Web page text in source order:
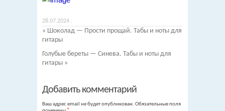
28.07.2024 .
« Шоколад — Прости прощай. Табы и ноты для
гитары
Голубые береты — Синева. Табы и ноты для
гитары »
Добавить комментарий
Ваш адрес email не будет опубликован. Обязательные поля